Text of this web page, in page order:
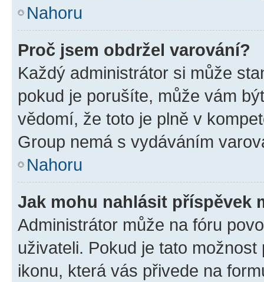
Nahoru
Proč jsem obdržel varování?
Každý administrátor si může
pokud je porušíte, může vám
vědomí, že toto je plně v
Group nemá s vydáváním
Nahoru
Jak mohu nahlásit příspěvek
Administrátor může na fóru
uživateli. Pokud je tato
ikonu, která vás přivede na